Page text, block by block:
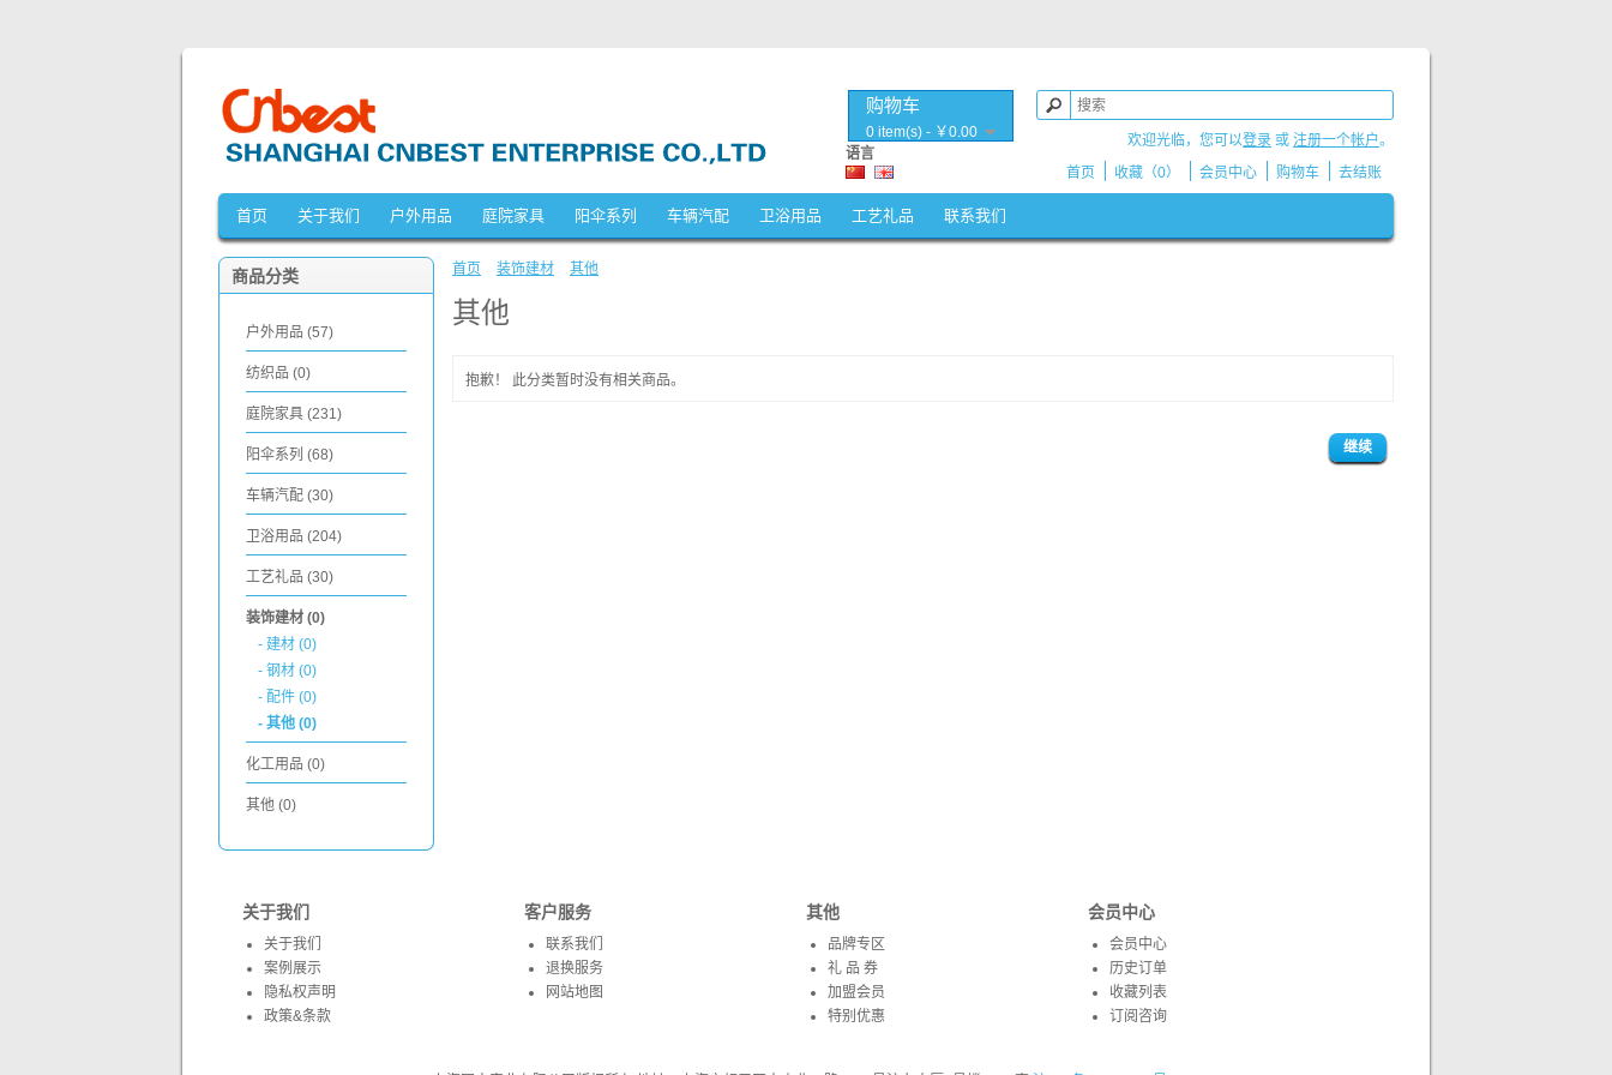
语言
购物车
0 item(s) - ￥0.00 欢迎光临，您可以登录 或 注册一个帐户。
首页
收藏（0） 会员中心 购物车 去结账
首页 关于我们 户外用品 庭院家具 阳伞系列 车辆汽配 卫浴用品 工艺礼品 联系我们
商品分类
户外用品 (57)
纺织品 (0)
庭院家具 (231)
阳伞系列 (68)
车辆汽配 (30)
卫浴用品 (204)
工艺礼品 (30)
装饰建材 (0)
- 建材 (0)
- 钢材 (0)
- 配件 (0)
- 其他 (0)
化工用品 (0)
其他 (0)
首页 装饰建材 其他
其他
抱歉！ 此分类暂时没有相关商品。
继续
关于我们
关于我们
案例展示
隐私权声明
政策&条款
客户服务
联系我们
退换服务
网站地图
其他
品牌专区
礼 品 券
加盟会员
特别优惠
会员中心
会员中心
历史订单
收藏列表
订阅咨询